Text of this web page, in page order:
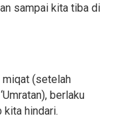
sampai kita tiba di
miqat (setelah
berlaku
kita hindari.